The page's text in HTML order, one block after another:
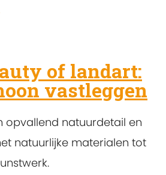
of landart:
vastleggen
opvallend natuurdetail en
natuurlijke materialen tot